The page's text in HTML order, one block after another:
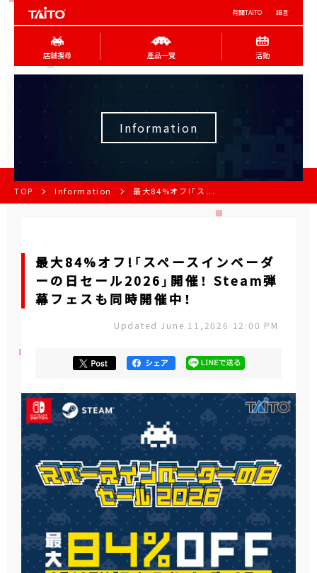
有關TAITO 語言
店舖搜尋 產品一覽 活動
Information
TOP Information 最大84%オフ!「ス...
最大84%オフ!「スペースインベーダ
ーの日セール2026」開催！ Steam弾
幕フェスも同時開催中！
Updated June.11,2026 12:00 PM